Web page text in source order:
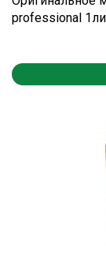
professional